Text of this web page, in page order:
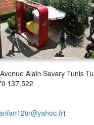
Alain Savary Tunis
137 522
)